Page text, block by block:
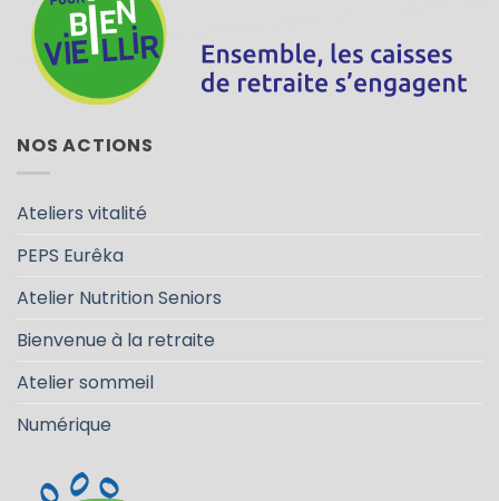
NOS ACTIONS
Ateliers vitalité
PEPS Eurêka
Atelier Nutrition Seniors
Bienvenue à la retraite
Atelier sommeil
Numérique